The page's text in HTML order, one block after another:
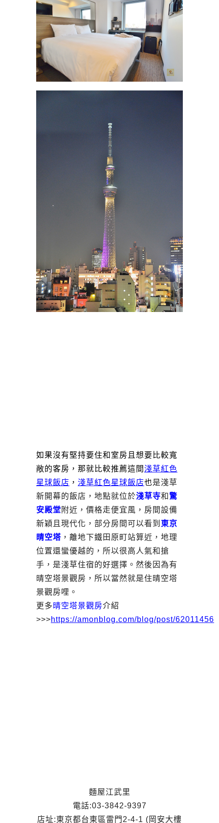
如果沒有堅持要住和室房且想要比較寬
敞的客房，那就比較推薦這間淺草紅色
星球飯店 ， 淺草紅色星球飯店也是淺草
新開幕的飯店，地點就位於淺草寺和驚
安殿堂 附近，價格走便宜風，房間設備
新穎且現代化，部分房間可以看到 東京
晴空塔 ，離地下鐵田原町站算近，地理
位置還蠻優越的，所以很高人氣和搶
手，是淺草住宿的好選擇。然後因為有
晴空塔景觀房，所以當然就是住晴空塔
景觀房哩。
更多 晴空塔景觀房介紹
>>>https://amonblog.com/blog/post/62011456
麵屋江武里
電話:03-3842-9397
店址:東京都台東區雷門2-4-1 (岡安大樓